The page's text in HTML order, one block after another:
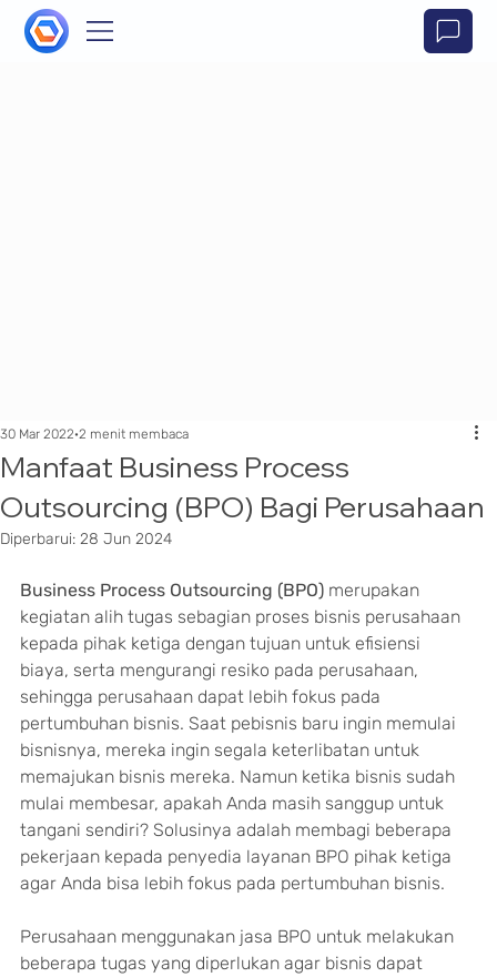
Manfaat Business Process
Outsourcing (BPO) Bagi Perusahaan
30 Mar 2022 2 menit membaca
Diperbarui: 28 Jun 2024
Business Process Outsourcing (BPO) merupakan
kegiatan alih tugas sebagian proses bisnis perusahaan
kepada pihak ketiga dengan tujuan untuk efisiensi
biaya, serta mengurangi resiko pada perusahaan,
sehingga perusahaan dapat lebih fokus pada
pertumbuhan bisnis. Saat pebisnis baru ingin memulai
bisnisnya, mereka ingin segala keterlibatan untuk
memajukan bisnis mereka. Namun ketika bisnis sudah
mulai membesar, apakah Anda masih sanggup untuk
tangani sendiri? Solusinya adalah membagi beberapa
pekerjaan kepada penyedia layanan BPO pihak ketiga
agar Anda bisa lebih fokus pada pertumbuhan bisnis.
Perusahaan menggunakan jasa BPO untuk melakukan
beberapa tugas yang diperlukan agar bisnis dapat